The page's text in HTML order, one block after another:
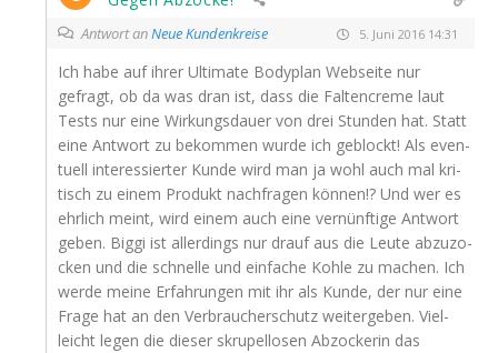
Antwort anNeue Kundenkreise 5. Juni 2016 14:31
Ich habe auf ihrer Ulti­ma­te Body­plan Web­sei­te nur
gefragt, ob da was dran ist, dass die Fal­ten­creme laut
Tests nur eine Wir­kungs­dau­er von drei Stun­den hat. Statt
eine Ant­wort zu bekom­men wur­de ich geblockt! Als even­
tu­ell inter­es­sier­ter Kun­de wird man ja wohl auch mal kri­
tisch zu einem Pro­dukt nach­fra­gen kön­nen!? Und wer es
ehr­lich meint, wird einem auch eine ver­nünf­ti­ge Ant­wort
geben. Big­gi ist aller­dings nur drauf aus die Leu­te abzu­zo­
cken und die schnel­le und ein­fa­che Koh­le zu machen. Ich
wer­de mei­ne Erfah­run­gen mit ihr als Kun­de, der nur eine
Fra­ge hat an den Ver­brau­cher­schutz wei­ter­ge­ben. Viel­
leicht legen die die­ser skru­pel­lo­sen Abzo­cke­rin das